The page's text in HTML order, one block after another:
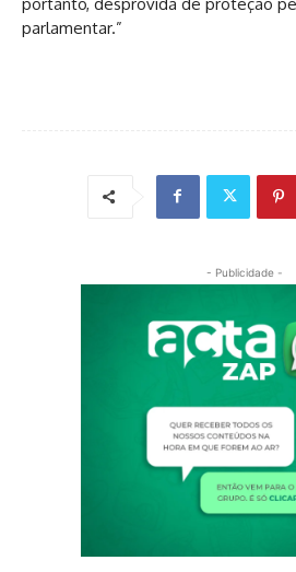
parlamentar.”
- Publicidade -